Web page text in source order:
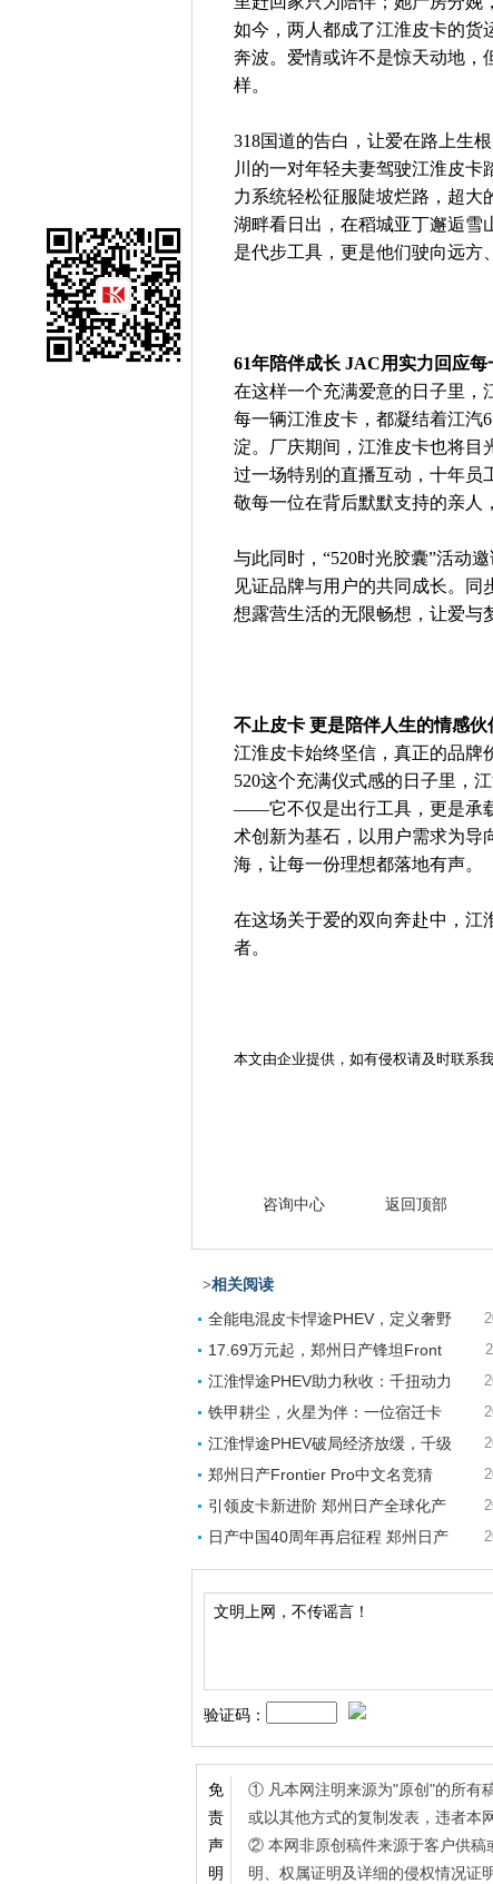
如今，两人都成了江淮皮卡的货
奔波。爱情或许不是惊天动地，
样。
318国道的告白，让爱在路上生
川的一对年轻夫妻驾驶江淮皮
力系统轻松征服陡坡烂路，超大
湖畔看日出，在稻城亚丁邂逅雪
是代步工具，更是他们驶向远方
61年陪伴成长 JAC用实力回应每
在这样一个充满爱意的日子里，
每一辆江淮皮卡，都凝结着江汽
淀。厂庆期间，江淮皮卡也将目
过一场特别的直播互动，十年员
敬每一位在背后默默支持的亲人
与此同时，“520时光胶囊”活动
见证品牌与用户的共同成长。同
想露营生活的无限畅想，让爱与
不止皮卡 更是陪伴人生的情感伙
江淮皮卡始终坚信，真正的品牌
520这个充满仪式感的日子里，
——它不仅是出行工具，更是承
术创新为基石，以用户需求为导
海，让每一份理想都落地有声。
在这场关于爱的双向奔赴中，江
者。
本文由企业提供，如有侵权请及时联系
咨询中心 返回顶部
>相关阅读
全能电混皮卡悍途PHEV，定义奢野
17.69万元起，郑州日产锋坦Front
江淮悍途PHEV助力秋收：千扭动力
铁甲耕尘，火星为伴：一位宿迁卡
江淮悍途PHEV破局经济放缓，千级
郑州日产Frontier Pro中文名竞猜
引领皮卡新进阶 郑州日产全球化产
日产中国40周年再启征程 郑州日产
验证码：
免
责
声
明
① 凡本网注明来源为"原创"的所有
或以其他方式的复制发表，违者本
② 本网非原创稿件来源于客户供稿
明、权属证明及详细的侵权情况证